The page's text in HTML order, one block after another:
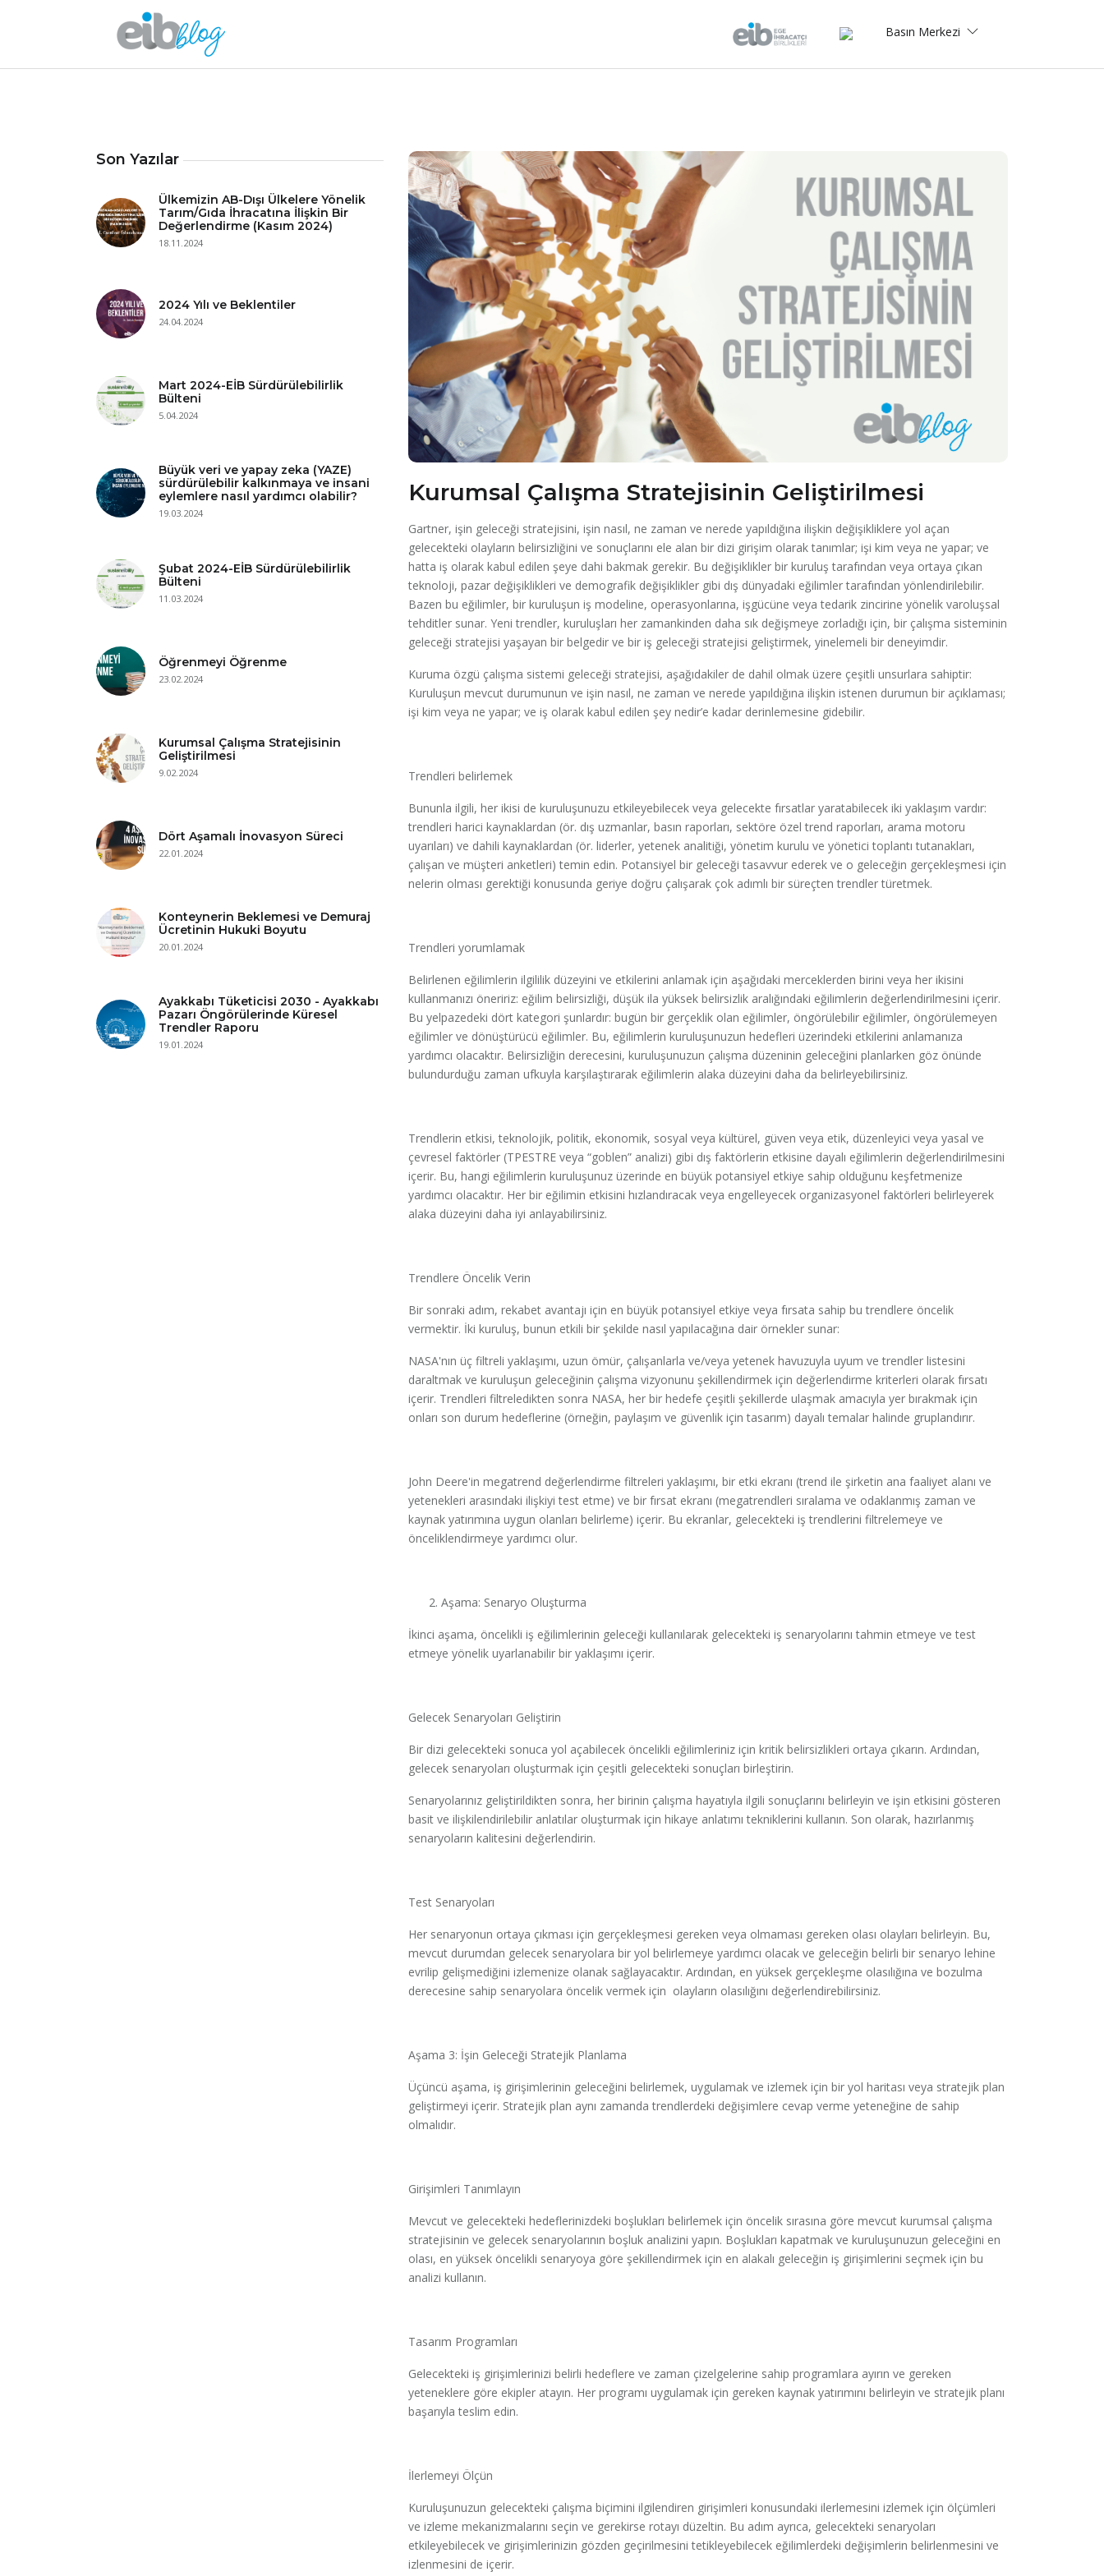
Basın Merkezi
Son Yazılar
Ülkemizin AB-Dışı Ülkelere Yönelik
Tarım/Gıda İhracatına İlişkin Bir
Değerlendirme (Kasım 2024)
18.11.2024
2024 Yılı ve Beklentiler
24.04.2024
Mart 2024-EİB Sürdürülebilirlik
Bülteni
5.04.2024
Büyük veri ve yapay zeka (YAZE)
sürdürülebilir kalkınmaya ve insani
eylemlere nasıl yardımcı olabilir?
19.03.2024
Şubat 2024-EİB Sürdürülebilirlik
Bülteni
11.03.2024
Öğrenmeyi Öğrenme
23.02.2024
Kurumsal Çalışma Stratejisinin
Geliştirilmesi
9.02.2024
Dört Aşamalı İnovasyon Süreci
22.01.2024
Konteynerin Beklemesi ve Demuraj
Ücretinin Hukuki Boyutu
20.01.2024
Ayakkabı Tüketicisi 2030 - Ayakkabı
Pazarı Öngörülerinde Küresel
Trendler Raporu
19.01.2024
Kurumsal Çalışma Stratejisinin Geliştirilmesi
Gartner, işin geleceği stratejisini, işin nasıl, ne zaman ve nerede yapıldığına ilişkin değişikliklere yol açan
gelecekteki olayların belirsizliğini ve sonuçlarını ele alan bir dizi girişim olarak tanımlar; işi kim veya ne yapar; ve
hatta iş olarak kabul edilen şeye dahi bakmak gerekir. Bu değişiklikler bir kuruluş tarafından veya ortaya çıkan
teknoloji, pazar değişiklikleri ve demografik değişiklikler gibi dış dünyadaki eğilimler tarafından yönlendirilebilir.
Bazen bu eğilimler, bir kuruluşun iş modeline, operasyonlarına, işgücüne veya tedarik zincirine yönelik varoluşsal
tehditler sunar. Yeni trendler, kuruluşları her zamankinden daha sık değişmeye zorladığı için, bir çalışma sisteminin
geleceği stratejisi yaşayan bir belgedir ve bir iş geleceği stratejisi geliştirmek, yinelemeli bir deneyimdir.
Kuruma özgü çalışma sistemi geleceği stratejisi, aşağıdakiler de dahil olmak üzere çeşitli unsurlara sahiptir:
Kuruluşun mevcut durumunun ve işin nasıl, ne zaman ve nerede yapıldığına ilişkin istenen durumun bir açıklaması;
işi kim veya ne yapar; ve iş olarak kabul edilen şey nedir’e kadar derinlemesine gidebilir.
Trendleri belirlemek
Bununla ilgili, her ikisi de kuruluşunuzu etkileyebilecek veya gelecekte fırsatlar yaratabilecek iki yaklaşım vardır:
trendleri harici kaynaklardan (ör. dış uzmanlar, basın raporları, sektöre özel trend raporları, arama motoru
uyarıları) ve dahili kaynaklardan (ör. liderler, yetenek analitiği, yönetim kurulu ve yönetici toplantı tutanakları,
çalışan ve müşteri anketleri) temin edin. Potansiyel bir geleceği tasavvur ederek ve o geleceğin gerçekleşmesi için
nelerin olması gerektiği konusunda geriye doğru çalışarak çok adımlı bir süreçten trendler türetmek.
Trendleri yorumlamak
Belirlenen eğilimlerin ilgililik düzeyini ve etkilerini anlamak için aşağıdaki merceklerden birini veya her ikisini
kullanmanızı öneririz: eğilim belirsizliği, düşük ila yüksek belirsizlik aralığındaki eğilimlerin değerlendirilmesini içerir.
Bu yelpazedeki dört kategori şunlardır: bugün bir gerçeklik olan eğilimler, öngörülebilir eğilimler, öngörülemeyen
eğilimler ve dönüştürücü eğilimler. Bu, eğilimlerin kuruluşunuzun hedefleri üzerindeki etkilerini anlamanıza
yardımcı olacaktır. Belirsizliğin derecesini, kuruluşunuzun çalışma düzeninin geleceğini planlarken göz önünde
bulundurduğu zaman ufkuyla karşılaştırarak eğilimlerin alaka düzeyini daha da belirleyebilirsiniz.
Trendlerin etkisi, teknolojik, politik, ekonomik, sosyal veya kültürel, güven veya etik, düzenleyici veya yasal ve
çevresel faktörler (TPESTRE veya “goblen” analizi) gibi dış faktörlerin etkisine dayalı eğilimlerin değerlendirilmesini
içerir. Bu, hangi eğilimlerin kuruluşunuz üzerinde en büyük potansiyel etkiye sahip olduğunu keşfetmenize
yardımcı olacaktır. Her bir eğilimin etkisini hızlandıracak veya engelleyecek organizasyonel faktörleri belirleyerek
alaka düzeyini daha iyi anlayabilirsiniz.
Trendlere Öncelik Verin
Bir sonraki adım, rekabet avantajı için en büyük potansiyel etkiye veya fırsata sahip bu trendlere öncelik
vermektir. İki kuruluş, bunun etkili bir şekilde nasıl yapılacağına dair örnekler sunar:
NASA'nın üç filtreli yaklaşımı, uzun ömür, çalışanlarla ve/veya yetenek havuzuyla uyum ve trendler listesini
daraltmak ve kuruluşun geleceğinin çalışma vizyonunu şekillendirmek için değerlendirme kriterleri olarak fırsatı
içerir. Trendleri filtreledikten sonra NASA, her bir hedefe çeşitli şekillerde ulaşmak amacıyla yer bırakmak için
onları son durum hedeflerine (örneğin, paylaşım ve güvenlik için tasarım) dayalı temalar halinde gruplandırır.
John Deere'in megatrend değerlendirme filtreleri yaklaşımı, bir etki ekranı (trend ile şirketin ana faaliyet alanı ve
yetenekleri arasındaki ilişkiyi test etme) ve bir fırsat ekranı (megatrendleri sıralama ve odaklanmış zaman ve
kaynak yatırımına uygun olanları belirleme) içerir. Bu ekranlar, gelecekteki iş trendlerini filtrelemeye ve
önceliklendirmeye yardımcı olur.
Aşama: Senaryo Oluşturma
İkinci aşama, öncelikli iş eğilimlerinin geleceği kullanılarak gelecekteki iş senaryolarını tahmin etmeye ve test
etmeye yönelik uyarlanabilir bir yaklaşımı içerir.
Gelecek Senaryoları Geliştirin
Bir dizi gelecekteki sonuca yol açabilecek öncelikli eğilimleriniz için kritik belirsizlikleri ortaya çıkarın. Ardından,
gelecek senaryoları oluşturmak için çeşitli gelecekteki sonuçları birleştirin.
Senaryolarınız geliştirildikten sonra, her birinin çalışma hayatıyla ilgili sonuçlarını belirleyin ve işin etkisini gösteren
basit ve ilişkilendirilebilir anlatılar oluşturmak için hikaye anlatımı tekniklerini kullanın. Son olarak, hazırlanmış
senaryoların kalitesini değerlendirin.
Test Senaryoları
Her senaryonun ortaya çıkması için gerçekleşmesi gereken veya olmaması gereken olası olayları belirleyin. Bu,
mevcut durumdan gelecek senaryolara bir yol belirlemeye yardımcı olacak ve geleceğin belirli bir senaryo lehine
evrilip gelişmediğini izlemenize olanak sağlayacaktır. Ardından, en yüksek gerçekleşme olasılığına ve bozulma
derecesine sahip senaryolara öncelik vermek için olayların olasılığını değerlendirebilirsiniz.
Aşama 3: İşin Geleceği Stratejik Planlama
Üçüncü aşama, iş girişimlerinin geleceğini belirlemek, uygulamak ve izlemek için bir yol haritası veya stratejik plan
geliştirmeyi içerir. Stratejik plan aynı zamanda trendlerdeki değişimlere cevap verme yeteneğine de sahip
olmalıdır.
Girişimleri Tanımlayın
Mevcut ve gelecekteki hedeflerinizdeki boşlukları belirlemek için öncelik sırasına göre mevcut kurumsal çalışma
stratejisinin ve gelecek senaryolarının boşluk analizini yapın. Boşlukları kapatmak ve kuruluşunuzun geleceğini en
olası, en yüksek öncelikli senaryoya göre şekillendirmek için en alakalı geleceğin iş girişimlerini seçmek için bu
analizi kullanın.
Tasarım Programları
Gelecekteki iş girişimlerinizi belirli hedeflere ve zaman çizelgelerine sahip programlara ayırın ve gereken
yeteneklere göre ekipler atayın. Her programı uygulamak için gereken kaynak yatırımını belirleyin ve stratejik planı
başarıyla teslim edin.
İlerlemeyi Ölçün
Kuruluşunuzun gelecekteki çalışma biçimini ilgilendiren girişimleri konusundaki ilerlemesini izlemek için ölçümleri
ve izleme mekanizmalarını seçin ve gerekirse rotayı düzeltin. Bu adım ayrıca, gelecekteki senaryoları
etkileyebilecek ve girişimlerinizin gözden geçirilmesini tetikleyebilecek eğilimlerdeki değişimlerin belirlenmesini ve
izlenmesini de içerir.